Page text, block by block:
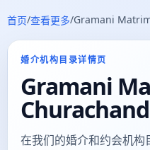
首页/查看更多/Gramani
婚介机构目录详情页
Gramani
在我们的婚介和约会机